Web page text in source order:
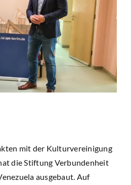
mit der Kulturvereinigung
die Stiftung Verbundenheit
ausgebaut. Auf